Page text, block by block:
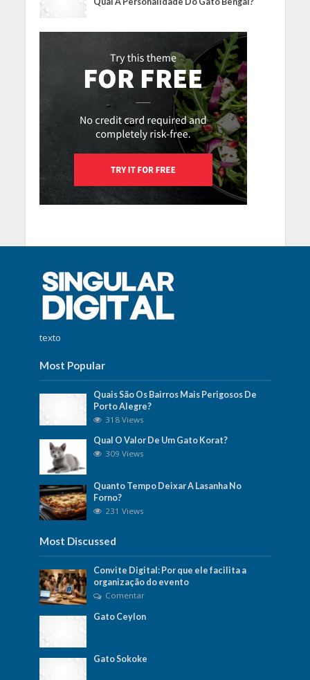
texto
Most Popular
Quais São Os Bairros Mais Perigosos De
Porto Alegre?
318 Views
Qual O Valor De Um Gato Korat?
309 Views
Quanto Tempo Deixar A Lasanha No
Forno?
231 Views
Most Discussed
Convite Digital: Por que ele facilita a
organização do evento
Comentar
Gato Ceylon
Gato Sokoke